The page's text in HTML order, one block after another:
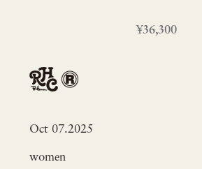
¥36,300
Oct 07.2025
women